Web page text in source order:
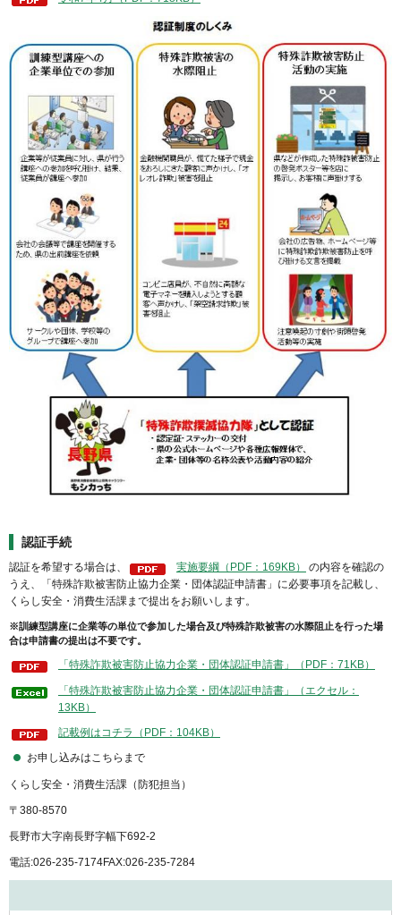
認証手続
認証を希望する場合は、 実施要綱（PDF：169KB）
の内容を確認の
うえ、「特殊詐欺被害防止協力企業・団体認証申請書」に必要事項を記載し、
くらし安全・消費生活課まで提出をお願いします。
※訓練型講座に企業等の単位で参加した場合及び特殊詐欺被害の水際阻止を行った場
合は申請書の提出は不要です。
「特殊詐欺被害防止協力企業・団体認証申請書」（PDF：71KB）
「特殊詐欺被害防止協力企業・団体認証申請書」（エクセル：
13KB）
記載例はコチラ（PDF：104KB）
お申し込みはこちらまで
くらし安全・消費生活課（防犯担当）
〒380-8570
長野市大字南長野字幅下692-2
電話:026-235-7174FAX:026-235-7284